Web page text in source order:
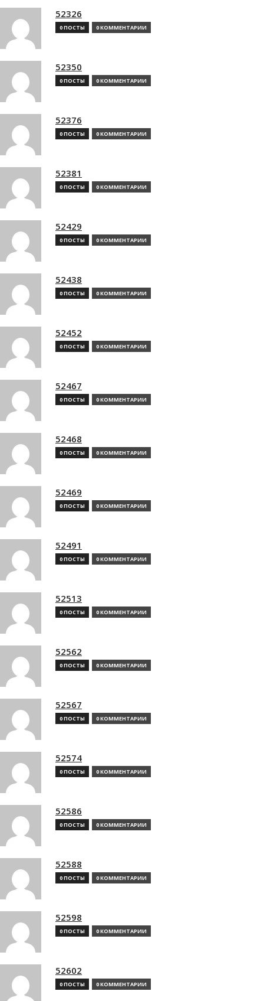
52326
0 ПОСТЫ 0 КОММЕНТАРИИ
52350
0 ПОСТЫ 0 КОММЕНТАРИИ
52376
0 ПОСТЫ 0 КОММЕНТАРИИ
52381
0 ПОСТЫ 0 КОММЕНТАРИИ
52429
0 ПОСТЫ 0 КОММЕНТАРИИ
52438
0 ПОСТЫ 0 КОММЕНТАРИИ
52452
0 ПОСТЫ 0 КОММЕНТАРИИ
52467
0 ПОСТЫ 0 КОММЕНТАРИИ
52468
0 ПОСТЫ 0 КОММЕНТАРИИ
52469
0 ПОСТЫ 0 КОММЕНТАРИИ
52491
0 ПОСТЫ 0 КОММЕНТАРИИ
52513
0 ПОСТЫ 0 КОММЕНТАРИИ
52562
0 ПОСТЫ 0 КОММЕНТАРИИ
52567
0 ПОСТЫ 0 КОММЕНТАРИИ
52574
0 ПОСТЫ 0 КОММЕНТАРИИ
52586
0 ПОСТЫ 0 КОММЕНТАРИИ
52588
0 ПОСТЫ 0 КОММЕНТАРИИ
52598
0 ПОСТЫ 0 КОММЕНТАРИИ
52602
0 ПОСТЫ 0 КОММЕНТАРИИ